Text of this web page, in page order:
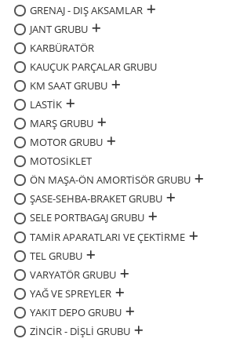
GRENAJ - DIŞ AKSAMLAR
JANT GRUBU
KARBÜRATÖR
KAUÇUK PARÇALAR GRUBU
KM SAAT GRUBU
LASTİK
MARŞ GRUBU
MOTOR GRUBU
MOTOSİKLET
ÖN MAŞA-ÖN AMORTİSÖR GRUBU
ŞASE-SEHBA-BRAKET GRUBU
SELE PORTBAGAJ GRUBU
TAMİR APARATLARI VE ÇEKTİRME
TEL GRUBU
VARYATÖR GRUBU
YAĞ VE SPREYLER
YAKIT DEPO GRUBU
ZİNCİR - DİŞLİ GRUBU